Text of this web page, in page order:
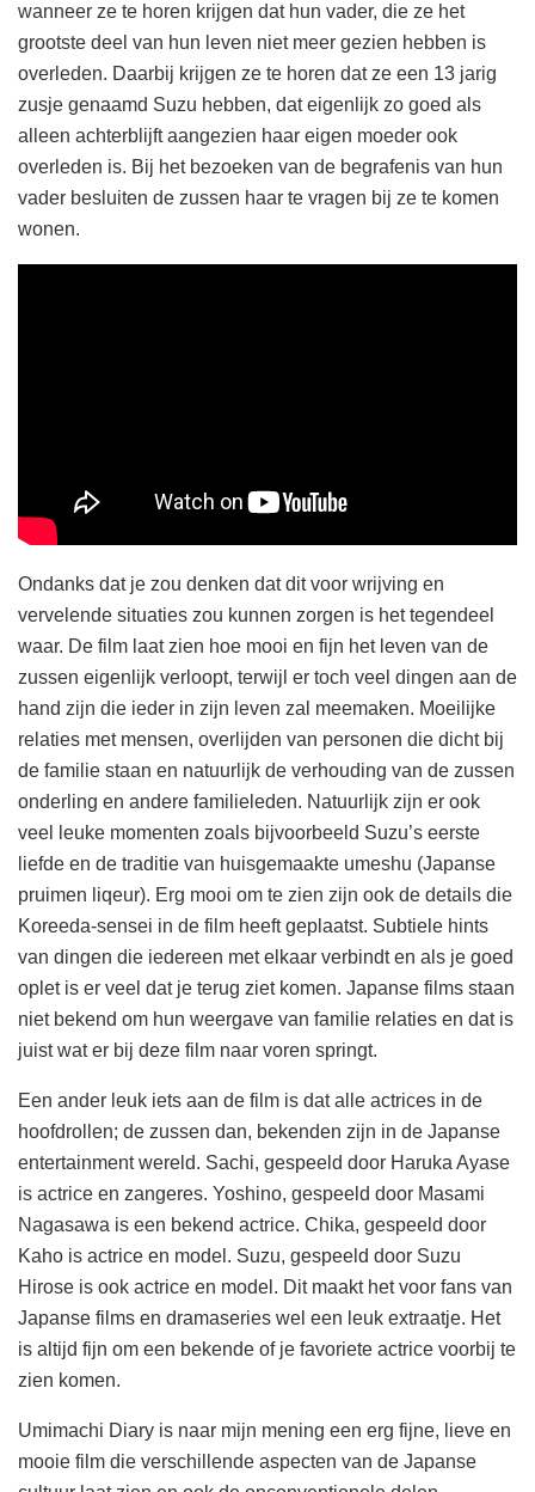
wanneer ze te horen krijgen dat hun vader, die ze het
grootste deel van hun leven niet meer gezien hebben is
overleden. Daarbij krijgen ze te horen dat ze een 13 jarig
zusje genaamd Suzu hebben, dat eigenlijk zo goed als
alleen achterblijft aangezien haar eigen moeder ook
overleden is. Bij het bezoeken van de begrafenis van hun
vader besluiten de zussen haar te vragen bij ze te komen
wonen.
Ondanks dat je zou denken dat dit voor wrijving en
vervelende situaties zou kunnen zorgen is het tegendeel
waar. De film laat zien hoe mooi en fijn het leven van de
zussen eigenlijk verloopt, terwijl er toch veel dingen aan de
hand zijn die ieder in zijn leven zal meemaken. Moeilijke
relaties met mensen, overlijden van personen die dicht bij
de familie staan en natuurlijk de verhouding van de zussen
onderling en andere familieleden. Natuurlijk zijn er ook
veel leuke momenten zoals bijvoorbeeld Suzu’s eerste
liefde en de traditie van huisgemaakte umeshu (Japanse
pruimen liqeur). Erg mooi om te zien zijn ook de details die
Koreeda-sensei in de film heeft geplaatst. Subtiele hints
van dingen die iedereen met elkaar verbindt en als je goed
oplet is er veel dat je terug ziet komen. Japanse films staan
niet bekend om hun weergave van familie relaties en dat is
juist wat er bij deze film naar voren springt.
Een ander leuk iets aan de film is dat alle actrices in de
hoofdrollen; de zussen dan, bekenden zijn in de Japanse
entertainment wereld. Sachi, gespeeld door Haruka Ayase
is actrice en zangeres. Yoshino, gespeeld door Masami
Nagasawa is een bekend actrice. Chika, gespeeld door
Kaho is actrice en model. Suzu, gespeeld door Suzu
Hirose is ook actrice en model. Dit maakt het voor fans van
Japanse films en dramaseries wel een leuk extraatje. Het
is altijd fijn om een bekende of je favoriete actrice voorbij te
zien komen.
Umimachi Diary is naar mijn mening een erg fijne, lieve en
mooie film die verschillende aspecten van de Japanse